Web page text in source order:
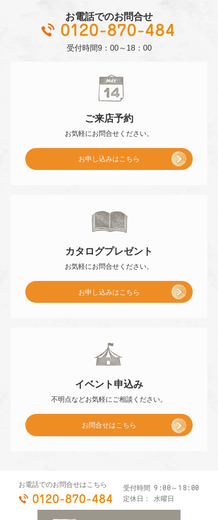
お電話でのお問合せ
受付時間9：00～18：00
ご来店予約
お気軽にお問合せください。
予
お申し込みはこちら
カタログプレゼント
お気軽にお問合せください。
プ
ゼ
お申し込みはこちら
イベント 申込み
不明点などお気軽にご相談ください。
お問合せはこちら
お電話でのお問合せはこちら
0120-870-484
受付時間 9:00～18:00
定休日： 水曜日